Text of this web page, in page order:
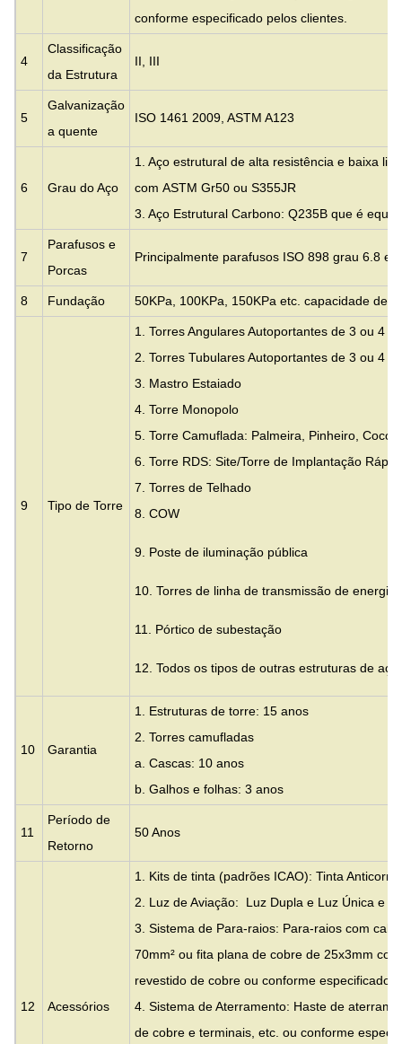
conforme especificado pelos clientes.
4
Classificação
da Estrutura
II, III
5
Galvanização
a quente
ISO 1461 2009, ASTM A123
6 Grau do Aço
1. Aço estrutural de alta resistência e baixa
com ASTM Gr50 ou S355JR
3. Aço Estrutural Carbono: Q235B que é
7
Parafusos e
Porcas
Principalmente parafusos ISO 898 grau 6.8 e
8 Fundação 50KPa, 100KPa, 150KPa etc. capacidade de
9 Tipo de Torre
1. Torres Angulares Autoportantes de 3 ou 4
2. Torres Tubulares Autoportantes de 3 ou 4
3. Mastro Estaiado
4. Torre Monopolo
5. Torre Camuflada: Palmeira, Pinheiro, Coco
6. Torre RDS: Site/Torre de Implantação
7. Torres de Telhado
8. COW
9. Poste de iluminação pública
10. Torres de linha de transmissão de energia
11. Pórtico de subestação
12. Todos os tipos de outras estruturas de aço
10 Garantia
1. Estruturas de torre: 15 anos
2. Torres camufladas
a. Cascas: 10 anos
b. Galhos e folhas: 3 anos
11
Período de
Retorno
50 Anos
12 Acessórios
1. Kits de tinta (padrões ICAO): Tinta
2. Luz de Aviação: Luz Dupla e Luz Única e
3. Sistema de Para-raios: Para-raios com
70mm² ou fita plana de cobre de 25x3mm
revestido de cobre ou conforme especificado
4. Sistema de Aterramento: Haste de
de cobre e terminais, etc. ou conforme